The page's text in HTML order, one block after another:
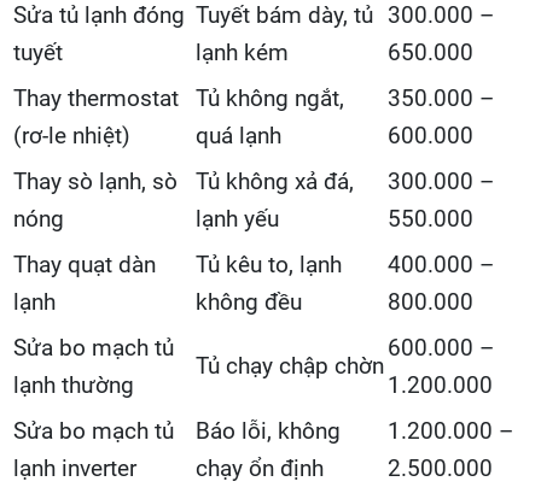
Sửa tủ lạnh đóng
tuyết
Tuyết bám dày, tủ
lạnh kém
300.000 –
650.000
Thay thermostat
(rơ-le nhiệt)
Tủ không ngắt,
quá lạnh
350.000 –
600.000
Thay sò lạnh, sò
nóng
Tủ không xả đá,
lạnh yếu
300.000 –
550.000
Thay quạt dàn
lạnh
Tủ kêu to, lạnh
không đều
400.000 –
800.000
Sửa bo mạch tủ
lạnh thường
Tủ chạy chập chờn
600.000 –
1.200.000
Sửa bo mạch tủ
lạnh inverter
Báo lỗi, không
chạy ổn định
1.200.000 –
2.500.000